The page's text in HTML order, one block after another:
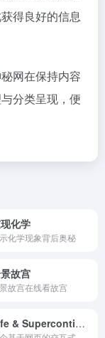
得良好的信息
网在保持内容
分类呈现，便
化学
化学现象背后奥秘
故宫
故宫在线看故宫
Life & Supercontinents